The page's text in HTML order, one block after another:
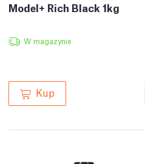
Model+ Rich Black 1kg
W magazynie
Kup